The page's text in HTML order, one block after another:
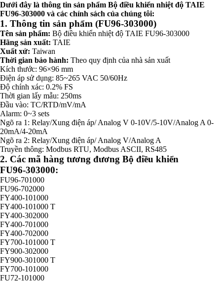
Dưới đây là thông tin sản phẩm Bộ điều khiển nhiệt độ TAIE
FU96-303000 và các chính sách của chúng tôi:
1. Thông tin sản phẩm (FU96-303000)
Tên sản phẩm: Bộ điều khiển nhiệt độ TAIE FU96-303000
Hãng sản xuất: TAIE
Xuất xứ: Taiwan
Thời gian bảo hành: Theo quy định của nhà sản xuất
Kích thước: 96×96 mm
Điện áp sử dụng: 85~265 VAC 50/60Hz
Độ chính xác: 0.2% FS
Thời gian lấy mẫu: 250ms
Đầu vào: TC/RTD/mV/mA
Alarm: 0~3 sets
Ngõ ra 1: Relay/Xung điện áp/ Analog V 0-10V/5-10V/Analog A 0-
20mA/4-20mA
Ngõ ra 2: Relay/Xung điện áp/ Analog V/Analog A
Truyền thông: Modbus RTU, Modbus ASCII, RS485
2. Các mã hàng tương đương Bộ điều khiển
FU96-303000:
FU96-701000
FU96-702000
FY400-101000
FY400-101000 T
FY400-302000
FY400-701000
FY400-702000
FY700-101000 T
FY900-302000
FY900-301000 T
FY700-101000
FU72-101000